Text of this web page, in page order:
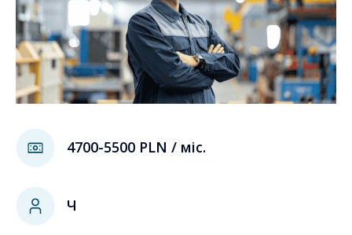
4700-5500 PLN / міс.
Ч